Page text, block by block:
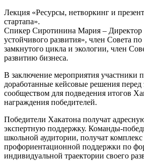
Лекция «Ресурсы, нетворкинг и
стартапа».
Спикер Сиротинина Мария –
устойчивого развития», член Совета
замкнутого цикла и экологии, член
развитию бизнеса.
В заключение мероприятия участники
доработанные кейсовые решения
сообществом для подведения итогов
награждения победителей.
Победители Хакатона получат
экспертную поддержку. Команды-
школьной аудитории, получат
профориентационной поддержки по
индивидуальной траектории своего